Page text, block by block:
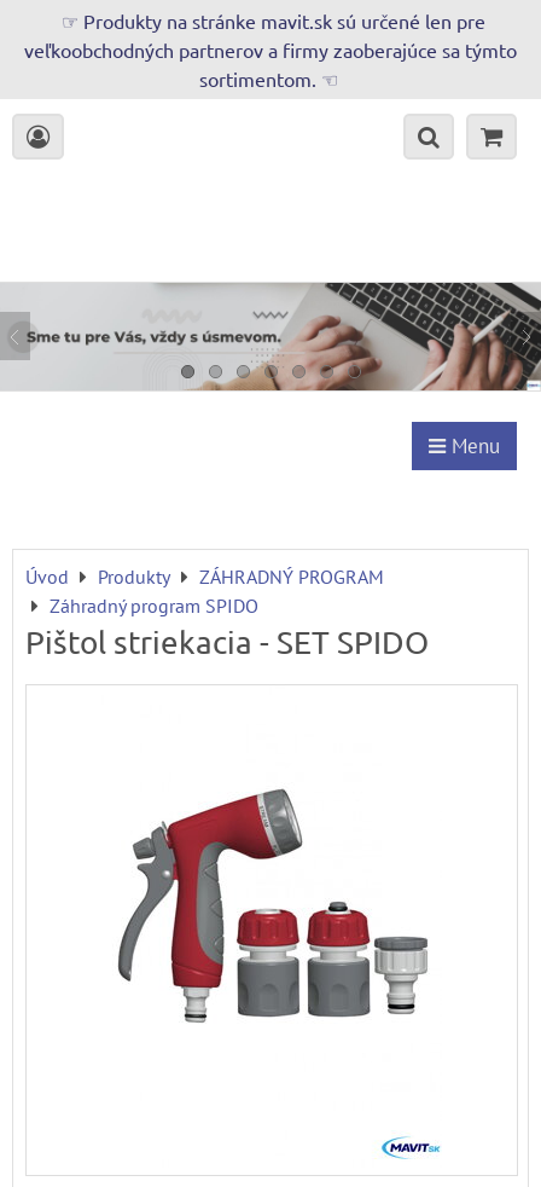
☞ Produkty na stránke mavit.sk sú určené len pre
veľkoobchodných partnerov a firmy zaoberajúce sa týmto
sortimentom. ☜
Menu
Úvod Produkty
ZÁHRADNÝ PROGRAM
Záhradný program SPIDO
Pištol striekacia - SET SPIDO